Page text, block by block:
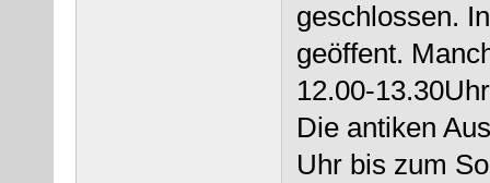
geschlossen.
geöffent.
12.00-
Die antiken
Uhr bis zum